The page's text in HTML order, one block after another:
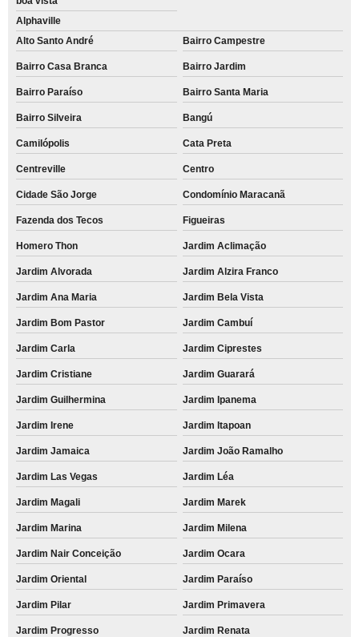
Alphaville
Alto Santo André
Bairro Campestre
Bairro Casa Branca Bairro Jardim
Bairro Paraíso Bairro Santa Maria
Bairro Silveira Bangú
Camilópolis Cata Preta
Centreville Centro
Cidade São Jorge Condomínio Maracanã
Fazenda dos Tecos Figueiras
Homero Thon Jardim Aclimação
Jardim Alvorada Jardim Alzira Franco
Jardim Ana Maria Jardim Bela Vista
Jardim Bom Pastor Jardim Cambuí
Jardim Carla Jardim Ciprestes
Jardim Cristiane Jardim Guarará
Jardim Guilhermina Jardim Ipanema
Jardim Irene Jardim Itapoan
Jardim Jamaica Jardim João Ramalho
Jardim Las Vegas Jardim Léa
Jardim Magali Jardim Marek
Jardim Marina Jardim Milena
Jardim Nair Conceição Jardim Ocara
Jardim Oriental Jardim Paraíso
Jardim Pilar Jardim Primavera
Jardim Progresso Jardim Renata